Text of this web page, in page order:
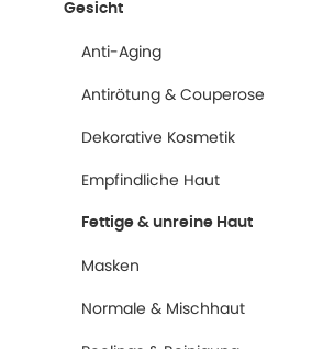
Gesicht
Anti-Aging
Antirötung & Couperose
Dekorative Kosmetik
Empfindliche Haut
Fettige & unreine Haut
Masken
Normale & Mischhaut